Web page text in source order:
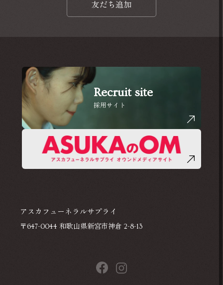
友だち追加
アスカフューネラルサプライ
〒647-0044 和歌山県新宮市神倉 2-8-13
採用サイト
Recruit site